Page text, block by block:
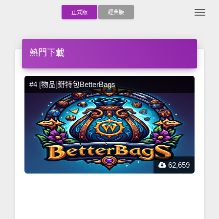
正式版 經典版
熱門下載
#4 [物品]掰特包BetterBags
62,659